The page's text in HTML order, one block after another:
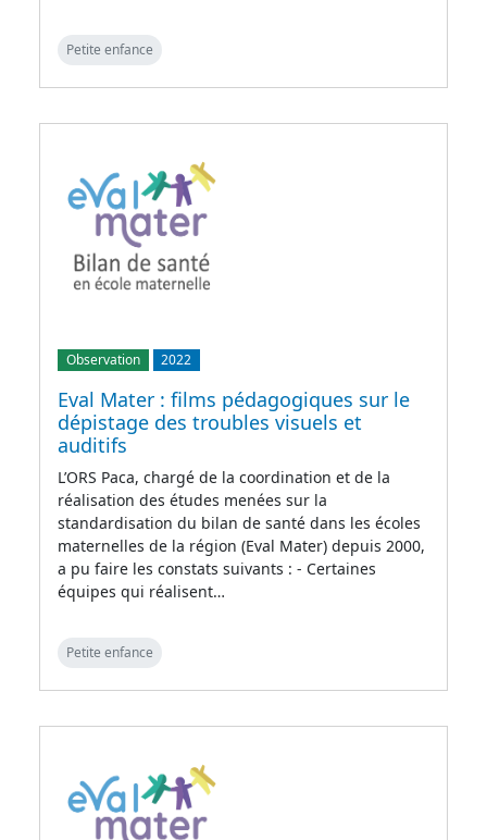
Petite enfance
Observation 2022
Eval Mater : films pédagogiques sur le
dépistage des troubles visuels et
auditifs
L’ORS Paca, chargé de la coordination et de la
réalisation des études menées sur la
standardisation du bilan de santé dans les écoles
maternelles de la région (Eval Mater) depuis 2000,
a pu faire les constats suivants : - Certaines
équipes qui réalisent…
Petite enfance